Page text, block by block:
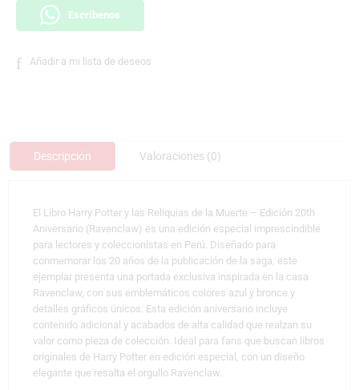
Escríbenos
Añadir a mi lista de deseos
Descripción Valoraciones (0)
El Libro Harry Potter y las Reliquias de la Muerte – Edición 20th
Aniversario (Ravenclaw) es una edición especial imprescindible
para lectores y coleccionistas en Perú. Diseñado para
conmemorar los 20 años de la publicación de la saga, este
ejemplar presenta una portada exclusiva inspirada en la casa
Ravenclaw, con sus emblemáticos colores azul y bronce y
detalles gráficos únicos. Esta edición aniversario incluye
contenido adicional y acabados de alta calidad que realzan su
valor como pieza de colección. Ideal para fans que buscan libros
originales de Harry Potter en edición especial, con un diseño
elegante que resalta el orgullo Ravenclaw.